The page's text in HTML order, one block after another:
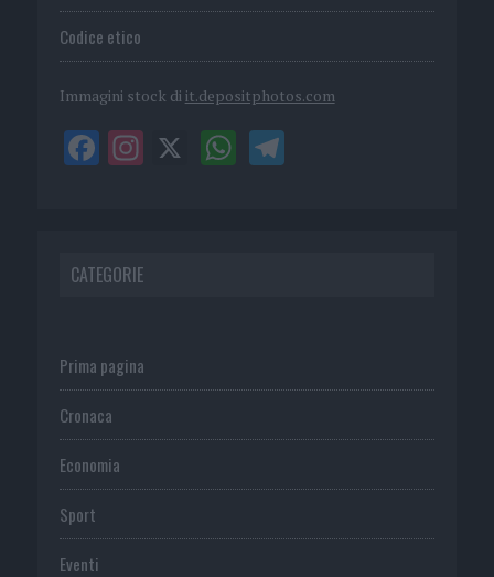
Codice etico
Immagini stock di it.depositphotos.com
CATEGORIE
Prima pagina
Cronaca
Economia
Sport
Eventi